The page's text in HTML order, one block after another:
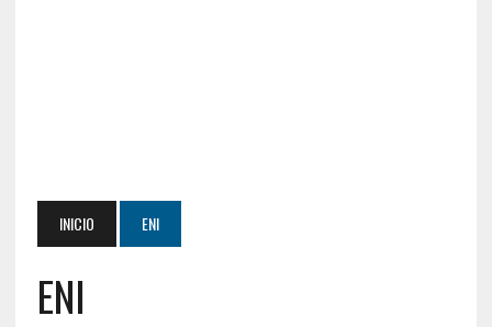
INICIO ENI
ENI